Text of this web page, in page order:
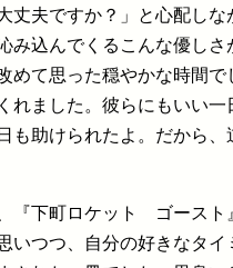
丈夫ですか？」と心配し
み込んでくるこんな優し
めて思った穏やかな時間
れました。彼らにもいい
も助けられたよ。だから
『下町ロケット ゴースト
いつつ、自分の好きなタ